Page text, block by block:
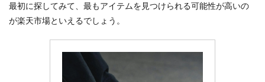
最初に探してみて、最もアイテムを見つけられる可能性が高いの
が楽天市場といえるでしょう。